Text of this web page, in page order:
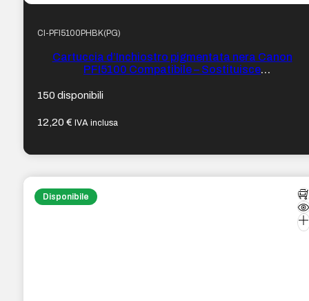
CI-PFI5100PHBK(PG)
Cartuccia d’Inchiostro pigmentata nera Canon
PFI5100 Compatibile – Sostituisce
150 disponibili
12,20€ IVA inclusa
Disponibile